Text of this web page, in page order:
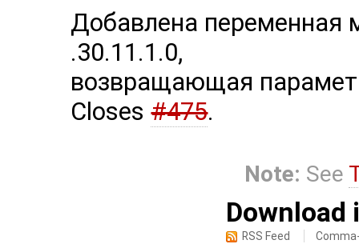
Добавлена переменная
.30.11.1.0,
возвращающая
Closes#475.
Note: See
RSS Feed